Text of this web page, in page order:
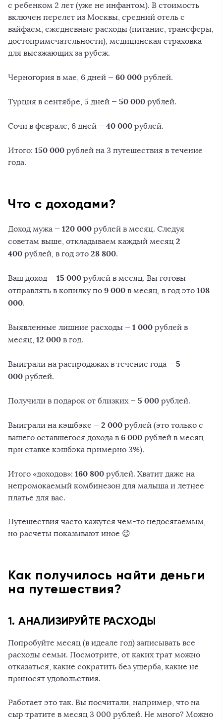
с ребенком 2 лет (уже не инфантом). В стоимость
включен перелет из Москвы, средний отель с
вайфаем, ежедневные расходы (питание, трансферы,
достопримечательности), медицинская страховка
для выезжающих за рубеж.
Черногория в мае, 6 дней — 60 000 рублей.
Турция в сентябре, 5 дней — 50 000 рублей.
Сочи в феврале, 6 дней — 40 000 рублей.
Итого: 150 000 рублей на 3 путешествия в течение
года.
Что с доходами?
Доход мужа — 120 000 рублей в месяц. Следуя
советам выше, откладываем каждый месяц 2
400 рублей, в год это 28 800.
Ваш доход — 15 000 рублей в месяц. Вы готовы
отправлять в копилку по 9 000 в месяц, в год это 108
000.
Выявленные лишние расходы — 1 000 рублей в
месяц, 12 000 в год.
Выиграли на распродажах в течение года — 5
000 рублей.
Получили в подарок от близких — 5 000 рублей.
Выиграли на кэшбэке — 2 000 рублей (это только с
вашего оставшегося дохода в 6 000 рублей в месяц
при ставке кэшбэка примерно 3%).
Итого «доходов»: 160 800 рублей. Хватит даже на
непромокаемый комбинезон для малыша и летнее
платье для вас.
Путешествия часто кажутся чем-то недосягаемым,
но расчеты показывают иное 😉
Как получилось найти деньги
на путешествия?
1. АНАЛИЗИРУЙТЕ РАСХОДЫ
Попробуйте месяц (в идеале год) записывать все
расходы семьи. Посмотрите, от каких трат можно
отказаться, какие сократить без ущерба, какие не
приносят удовольствия.
Работает это так. Вы посчитали, например, что на
сыр тратите в месяц 3 000 рублей. Не много? Можно